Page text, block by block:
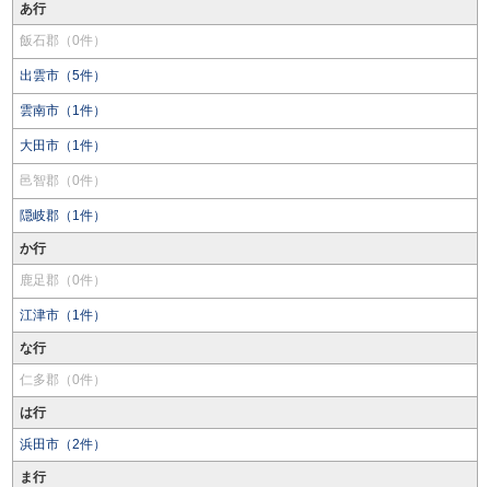
あ行
飯石郡（0件）
出雲市（5件）
雲南市（1件）
大田市（1件）
邑智郡（0件）
隠岐郡（1件）
か行
鹿足郡（0件）
江津市（1件）
な行
仁多郡（0件）
は行
浜田市（2件）
ま行